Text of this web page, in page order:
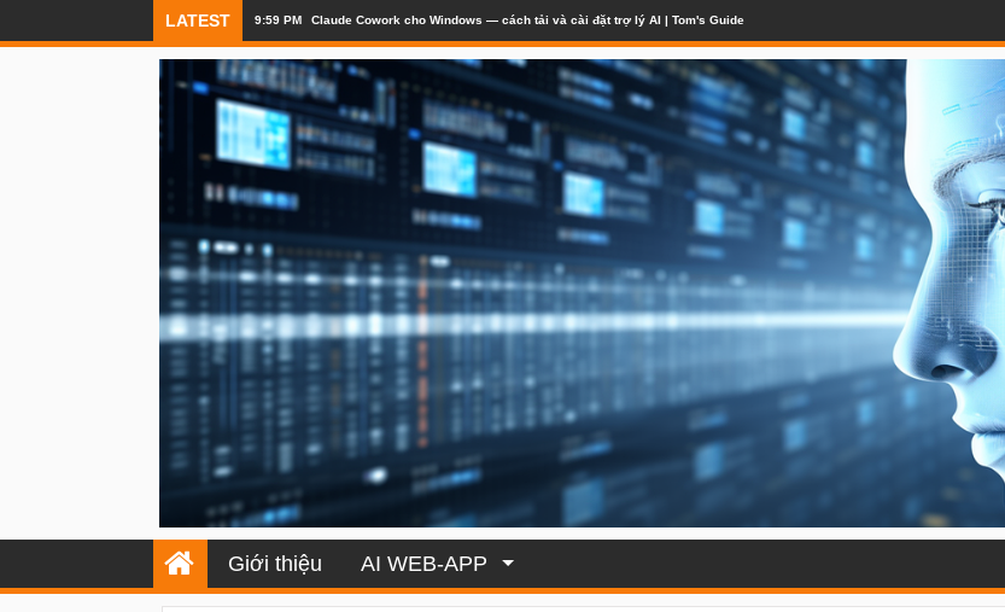
LATEST 9:58 PM OpenAI đang thử nghiệm Trình quản lý quảng cáo khi mảng kinh doanh quảng cáo mới đối mặt với những khó khăn
Giới thiệu AI WEB-APP